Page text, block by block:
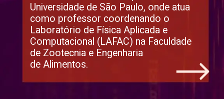
Universidade de São Paulo, onde atua
como professor coordenando o
Laboratório de Física Aplicada e
Computacional (LAFAC) na Faculdade
de Zootecnia e Engenharia
de Alimentos.